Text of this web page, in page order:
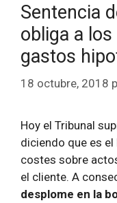
Sentencia
obliga a
gastos
18 octubre, 2018
Hoy el Tribunal
diciendo que es
costes sobre
el cliente. A
desplome en la